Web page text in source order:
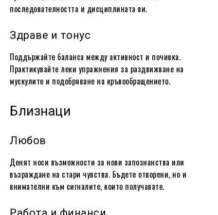
последователността и дисциплината ви.
Здраве и тонус
Поддържайте баланса между активност и почивка.
Практикувайте леки упражнения за раздвижване на
мускулите и подобряване на кръвообращението.
Близнаци
Любов
Денят носи възможности за нови запознанства или
възраждане на стари чувства. Бъдете отворени, но и
внимателни към сигналите, които получавате.